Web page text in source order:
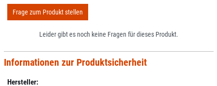
Frage zum Produkt stellen
Leider gibt es noch keine Fragen für dieses Produkt.
Informationen zur Produktsicherheit
Hersteller: